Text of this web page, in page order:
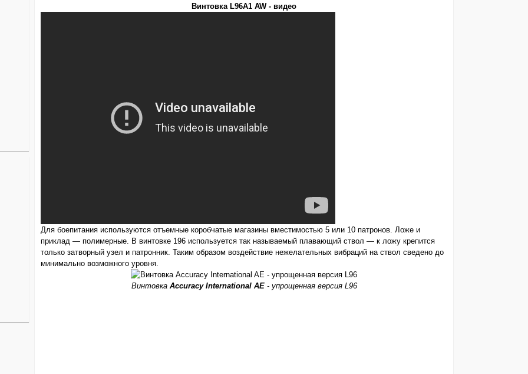
Винтовка L96A1 AW - видео
Для боепитания используются отъемные коробчатые магазины вместимостью 5 или 10 патронов. Ложе и
приклад — полимерные. В винтовке 196 используется так называемый плавающий ствол — к ложу крепится
только затворный узел и патронник. Таким образом воздействие нежелательных вибраций на ствол сведено до
минимально возможного уровня.
Винтовка Accuracy International AE- упрощенная версия L96